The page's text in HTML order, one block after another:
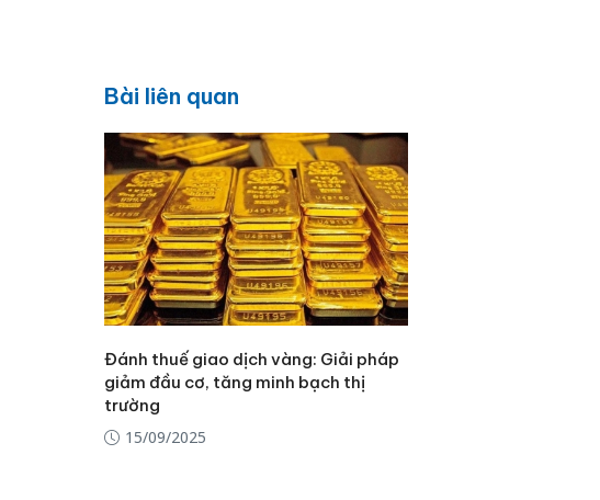
Bài liên quan
Đánh thuế giao dịch vàng: Giải pháp
giảm đầu cơ, tăng minh bạch thị
trường
15/09/2025